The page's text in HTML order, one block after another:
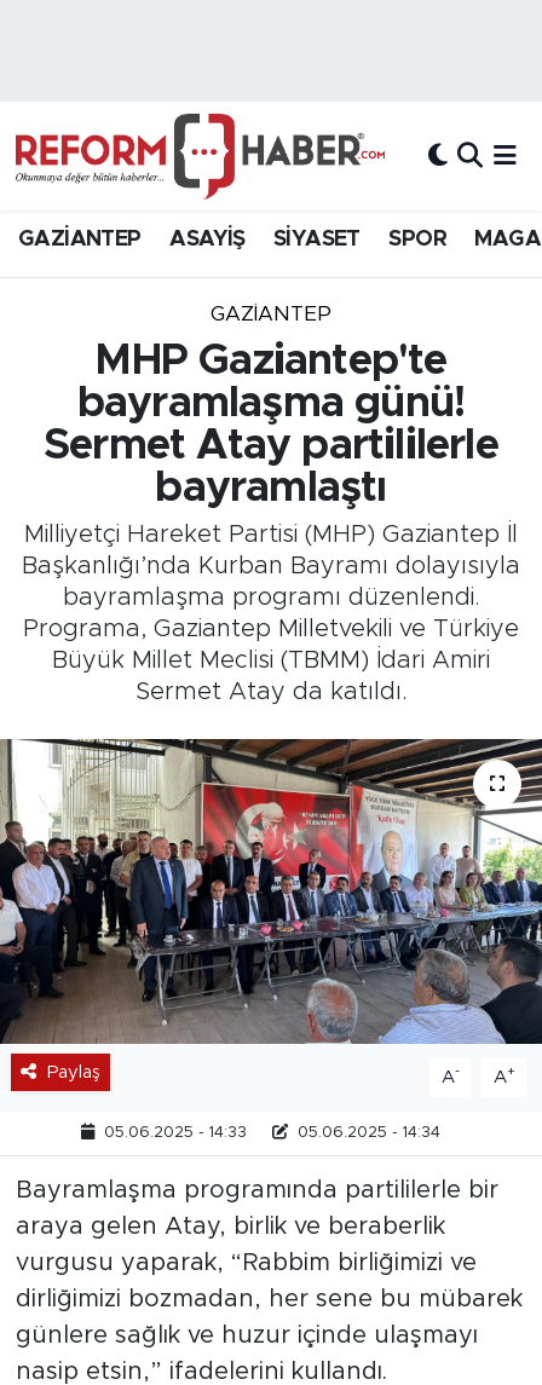
GAZİANTEP ASAYİŞ SİYASET SPOR
GAZIANTEP
MHP Gaziantep'te
bayramlaşma günü!
Sermet Atay partililerle
bayramlaştı
Milliyetçi Hareket Partisi (MHP) Gaziantep İl
Başkanlığı’nda Kurban Bayramı dolayısıyla
bayramlaşma programı düzenlendi.
Programa, Gaziantep Milletvekili ve Türkiye
Büyük Millet Meclisi (TBMM) İdari Amiri
Sermet Atay da katıldı.
Paylaş A- A+
05.06.2025 - 14:33 05.06.2025 - 14:34
Bayramlaşma programında partililerle bir
araya gelen Atay, birlik ve beraberlik
vurgusu yaparak, “Rabbim birliğimizi ve
dirliğimizi bozmadan, her sene bu mübarek
günlere sağlık ve huzur içinde ulaşmayı
nasip etsin,” ifadelerini kullandı.
Hava Durumu
Süper Lig Puan Durumu ve Fikstür
Son Dakika Haberleri
Haber Arşivi